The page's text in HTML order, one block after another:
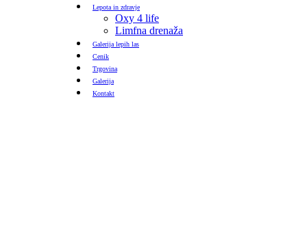
Lepota in zdravje
Oxy 4 life
Limfna drenaža
Galerija lepih las
Cenik
Trgovina
Galerija
Kontakt